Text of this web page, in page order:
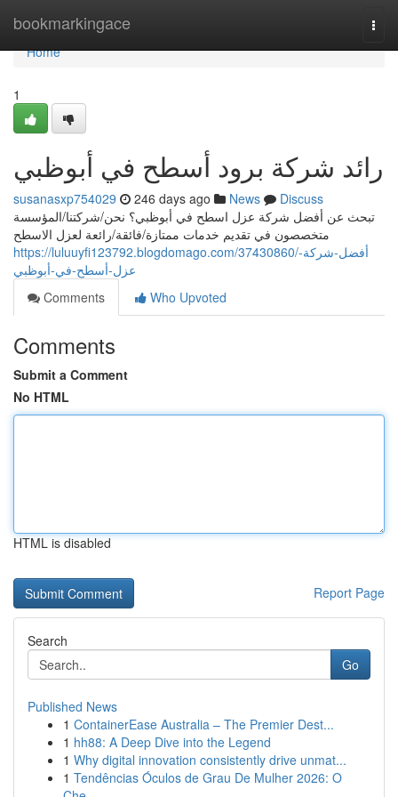
bookmarkingace
Home
Home
1
رائد شركة برود أسطح في أبوظبي
susanasxp754029 246 days ago News
Discuss
تبحث عن أفضل شركة عزل اسطح في أبوظبي؟ نحن/شركتنا/المؤسسة
متخصصون في تقديم خدمات ممتازة/فائقة/رائعة لعزل الاسطح
https://luluuyfi123792.blogdomago.com/37430860/أفضل-شركة-
عزل-أسطح-في-أبوظبي
Comments
Who Upvoted
Comments
Submit a Comment
No HTML
HTML is disabled
Report Page
Search
Go
Published News
1 ContainerEase Australia – The Premier Dest...
1 hh88: A Deep Dive into the Legend
1 Why digital innovation consistently drive unmat...
1 Tendências Óculos de Grau De Mulher 2026: O